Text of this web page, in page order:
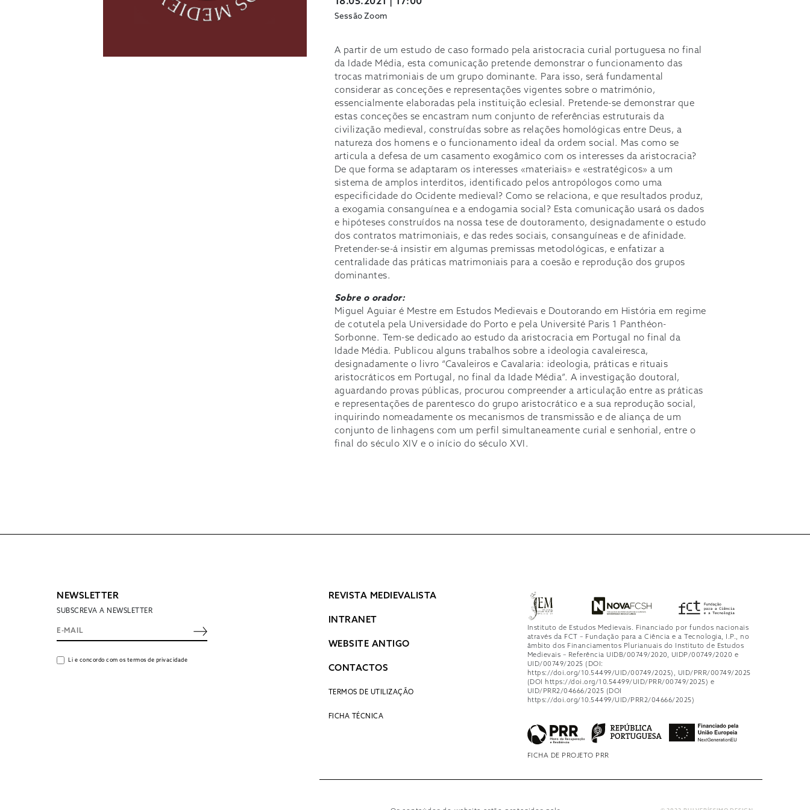
Sessão Zoom
A partir de um estudo de caso formado pela aristocracia curial portuguesa no final
da Idade Média, esta comunicação pretende demonstrar o funcionamento das
trocas matrimoniais de um grupo dominante. Para isso, será fundamental
considerar as conceções e representações vigentes sobre o matrimónio,
essencialmente elaboradas pela instituição eclesial. Pretende-se demonstrar que
estas conceções se encastram num conjunto de referências estruturais da
civilização medieval, construídas sobre as relações homológicas entre Deus, a
natureza dos homens e o funcionamento ideal da ordem social. Mas como se
articula a defesa de um casamento exogâmico com os interesses da aristocracia?
De que forma se adaptaram os interesses «materiais» e «estratégicos» a um
sistema de amplos interditos, identificado pelos antropólogos como uma
especificidade do Ocidente medieval? Como se relaciona, e que resultados produz,
a exogamia consanguínea e a endogamia social? Esta comunicação usará os dados
e hipóteses construídos na nossa tese de doutoramento, designadamente o estudo
dos contratos matrimoniais, e das redes sociais, consanguíneas e de afinidade.
Pretender-se-á insistir em algumas premissas metodológicas, e enfatizar a
centralidade das práticas matrimoniais para a coesão e reprodução dos grupos
dominantes.
Sobre o orador:
Miguel Aguiar é Mestre em Estudos Medievais e Doutorando em História em regime
de cotutela pela Universidade do Porto e pela Université Paris 1 Panthéon-
Sorbonne. Tem-se dedicado ao estudo da aristocracia em Portugal no final da
Idade Média. Publicou alguns trabalhos sobre a ideologia cavaleiresca,
designadamente o livro “Cavaleiros e Cavalaria: ideologia, práticas e rituais
aristocráticos em Portugal, no final da Idade Média”. A investigação doutoral,
aguardando provas públicas, procurou compreender a articulação entre as práticas
e representações de parentesco do grupo aristocrático e a sua reprodução social,
inquirindo nomeadamente os mecanismos de transmissão e de aliança de um
conjunto de linhagens com um perfil simultaneamente curial e senhorial, entre o
final do século XIV e o início do século XVI.
NEWSLETTER
SUBSCREVA A NEWSLETTER
Li e concordo com os termos de privacidade
REVISTA MEDIEVALISTA
INTRANET
WEBSITE ANTIGO
CONTACTOS
TERMOS DE UTILIZAÇÃO
FICHA TÉCNICA
Instituto de Estudos Medievais. Financiado por fundos nacionais
através da FCT – Fundação para a Ciência e a Tecnologia, I.P., no
âmbito dos Financiamentos Plurianuais do Instituto de Estudos
Medievais – Referência UIDB/00749/2020, UIDP/00749/2020 e
UID/00749/2025 (DOI:
https://doi.org/10.54499/UID/00749/2025), UID/PRR/00749/2025
(DOI https://doi.org/10.54499/UID/PRR/00749/2025) e
UID/PRR2/04666/2025 (DOI
https://doi.org/10.54499/UID/PRR2/04666/2025)
FICHA DE PROJETO PRR